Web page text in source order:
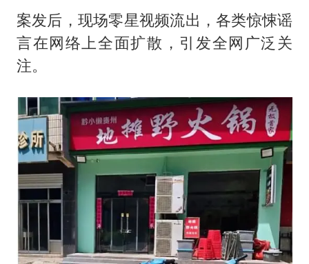
台风灿鸿未来对中国无影响
河南某医院2.33亿工程串标案细节披露
“中国蔬菜之乡”最高温达41.8℃
东方之约 相约未来
案发后，现场零星视频流出，各类惊悚谣
言在网络上全面扩散，引发全网广泛关
注。